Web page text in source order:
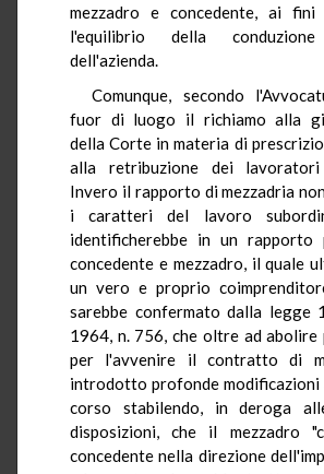
mezzadro e concedente, ai
l'equilibrio della conduzione
dell'azienda.
Comunque, secondo
fuor di luogo il richiamo alla
della Corte in materia di
alla retribuzione dei lavoratori
Invero il rapporto di mezzadria
i caratteri del lavoro
identificherebbe in un
concedente e mezzadro, il quale
un vero e proprio
sarebbe confermato dalla legge
1964, n. 756, che oltre ad abolire
per l'avvenire il contratto di
introdotto profonde
corso stabilendo, in deroga
disposizioni, che il mezzadro
concedente nella direzione